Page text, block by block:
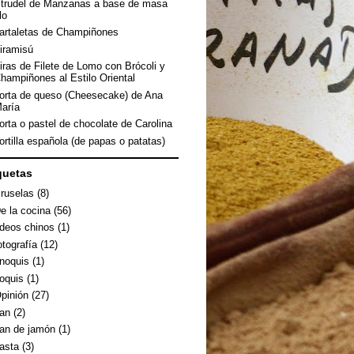
de Manzanas a base de masa
de Champiñones
de Filete de Lomo con Brócoli y
al Estilo Oriental
de queso (Cheesecake) de Ana
o pastel de chocolate de Carolina
española (de papas o patatas)
(8)
la cocina (56)
chinos (1)
(12)
(1)
(1)
(27)
(2)
de jamón (1)
(3)